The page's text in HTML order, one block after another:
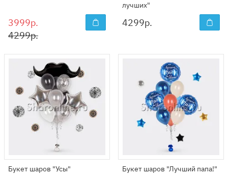
3999р.
4299р.
лучших"
4299р.
Букет шаров "Усы" Букет шаров "Лучший папа!"